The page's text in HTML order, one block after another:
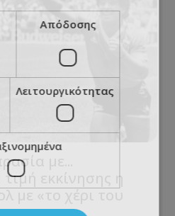
με...
εκκίνησης η
Απόδοσης
Λειτουργικότητας